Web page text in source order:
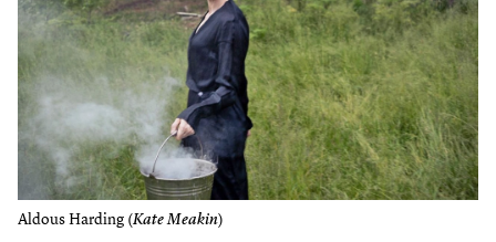
Aldous Harding (Kate Meakin)